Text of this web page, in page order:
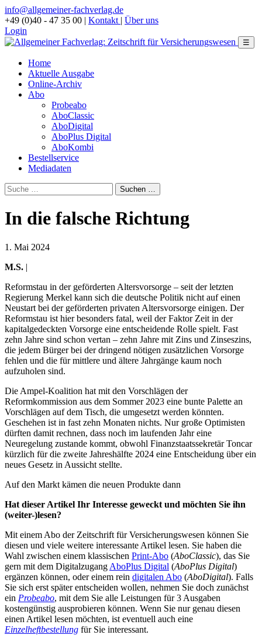
info@allgemeiner-fachverlag.de
+49 (0)40 - 47 35 00 | Kontakt | Über uns
Login
☰
Home
Aktuelle Ausgabe
Online-Archiv
Abo
Probeabo
AboClassic
AboDigital
AboPlus Digital
AboKombi
Bestellservice
Mediadaten
In die falsche Richtung
1. Mai 2024
M.S. |
Reformstau in der geförderten Altersvorsorge – seit der letzten
Regierung Merkel kann sich die deutsche Politik nicht auf einen
Neustart bei der geförderten privaten Altersvorsorge einigen. Der
Reformstau ist hier besonders fatal, weil der Faktor Zeit in der
kapitalgedeckten Vorsorge eine entscheidende Rolle spielt. Fast
zehn Jahre sind schon vertan – zehn Jahre mit Zins und Zinseszins,
die jedem Bürger bei der dringend nötigen zusätzlichen Vorsorge
fehlen und die für mittlere und ältere Jahrgänge kaum noch
aufzuholen sind.
Die Ampel-Koalition hat mit den Vorschlägen der
Reformkommission aus dem Sommer 2023 eine bunte Palette an
Vorschlägen auf dem Tisch, die umgesetzt werden könnten.
Geschehen ist in fast zehn Monaten nichts. Nur große Optimisten
dürften damit rechnen, dass noch im laufenden Jahr eine
Neuregelung zustande kommt, obwohl Finanzstaatssekretär Toncar
kürzlich für die zweite Jahreshälfte 2024 eine Entscheidung über ein
neues Gesetz in Aussicht stellte.
Auf den Markt kämen die neuen Produkte dann
Hat dieser Artikel Ihr Interesse geweckt und möchten Sie ihn
(weiter-)lesen?
Mit einem Abo der Zeitschrift für Versicherungswesen können Sie
diesen und viele weitere interessante Artikel lesen. Sie haben die
Wahl zwischen einem klassischen Print-Abo (AboClassic), das Sie
gern mit dem Digitalzugang AboPlus Digital (AboPlus Digital)
ergänzen können, oder einem rein digitalen Abo (AboDigital). Falls
Sie sich erst später entscheiden wollen, nehmen Sie doch zunächst
ein Probeabo, mit dem Sie alle Leistungen für 3 Ausgaben
kostengünstig ausprobieren können. Wenn Sie nur genau diesen
einen Artikel lesen möchten, ist eventuell auch eine
Einzelheftbestellung für Sie interessant.